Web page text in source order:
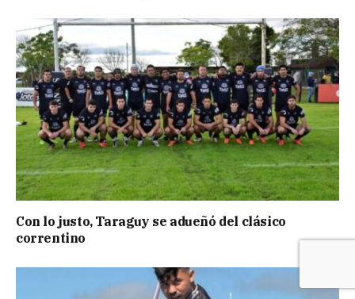
Con lo justo, Taraguy se adueñó del clásico
correntino